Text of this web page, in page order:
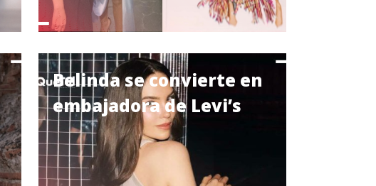
Belinda se convierte en
embajadora de Levi’s